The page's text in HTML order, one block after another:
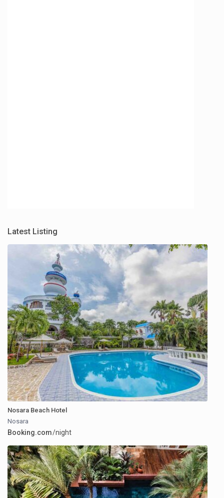
Latest Listing
Nosara Beach Hotel
Nosara
Booking.com/night